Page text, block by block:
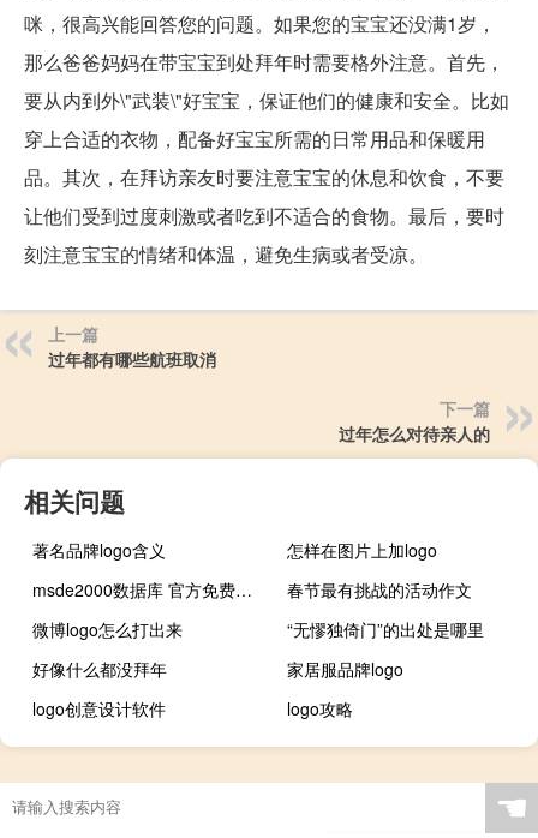
咪，很高兴能回答您的问题。如果您的宝宝还没满1岁，
那么爸爸妈妈在带宝宝到处拜年时需要格外注意。首先，
要从内到外\"武装\"好宝宝，保证他们的健康和安全。比如
穿上合适的衣物，配备好宝宝所需的日常用品和保暖用
品。其次，在拜访亲友时要注意宝宝的休息和饮食，不要
让他们受到过度刺激或者吃到不适合的食物。最后，要时
刻注意宝宝的情绪和体温，避免生病或者受凉。
上一篇
过年都有哪些航班取消
下一篇
过年怎么对待亲人的
相关问题
著名品牌logo含义
怎样在图片上加logo
msde2000数据库 官方免费版（msde2000数据库 官方免费版功能简介）
春节最有挑战的活动作文
微博logo怎么打出来
“无憀独倚门”的出处是哪里
好像什么都没拜年
家居服品牌logo
logo创意设计软件
logo攻略
☚